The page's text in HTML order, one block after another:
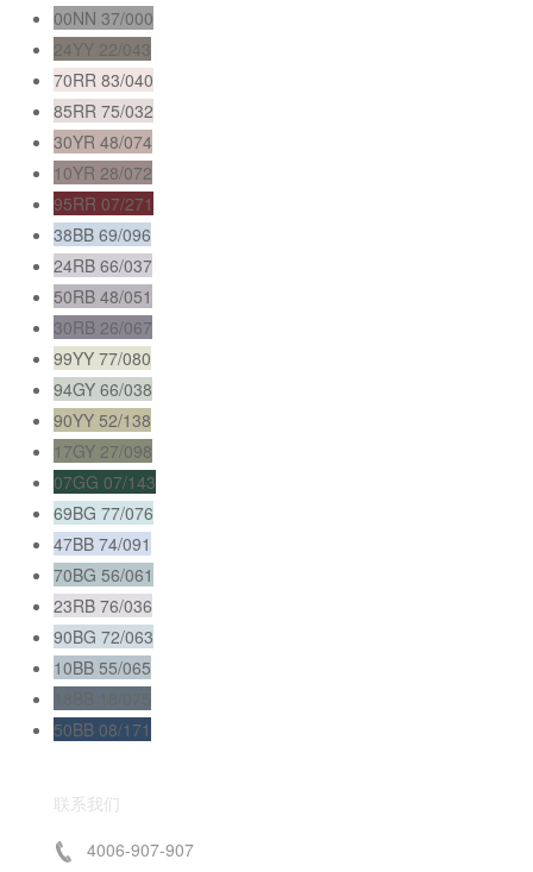
00NN 37/000
24YY 22/043
70RR 83/040
85RR 75/032
30YR 48/074
10YR 28/072
95RR 07/271
38BB 69/096
24RB 66/037
50RB 48/051
30RB 26/067
99YY 77/080
94GY 66/038
90YY 52/138
17GY 27/098
07GG 07/143
69BG 77/076
47BB 74/091
70BG 56/061
23RB 76/036
90BG 72/063
10BB 55/065
50BB 08/171
联系我们
4006-907-907